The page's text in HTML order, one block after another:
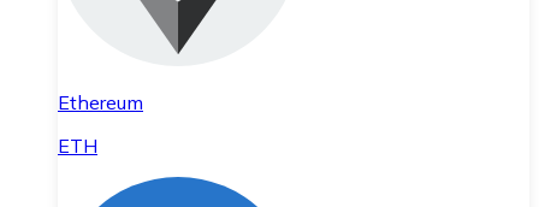
Ethereum
ETH